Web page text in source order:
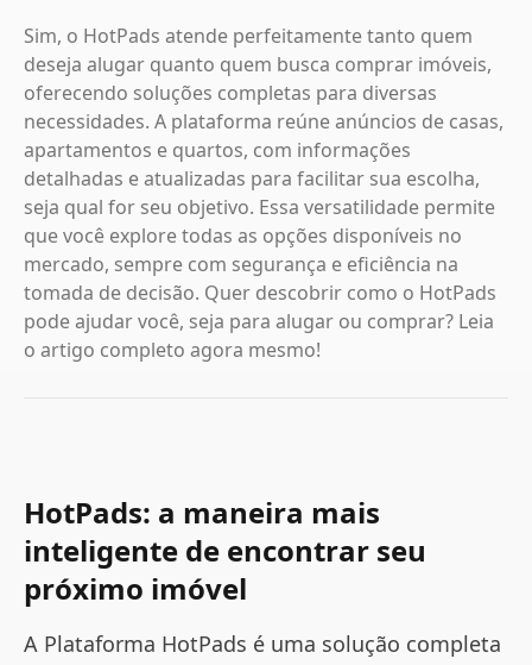
Sim, o HotPads atende perfeitamente tanto quem
deseja alugar quanto quem busca comprar imóveis,
oferecendo soluções completas para diversas
necessidades. A plataforma reúne anúncios de casas,
apartamentos e quartos, com informações
detalhadas e atualizadas para facilitar sua escolha,
seja qual for seu objetivo. Essa versatilidade permite
que você explore todas as opções disponíveis no
mercado, sempre com segurança e eficiência na
tomada de decisão. Quer descobrir como o HotPads
pode ajudar você, seja para alugar ou comprar? Leia
o artigo completo agora mesmo!
HotPads: a maneira mais
inteligente de encontrar seu
próximo imóvel
A Plataforma HotPads é uma solução completa